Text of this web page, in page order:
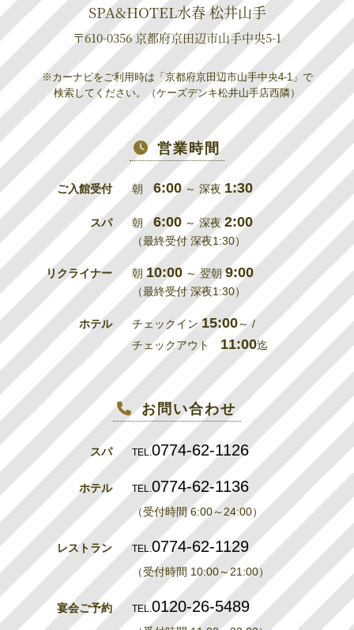
SPA&HOTEL水春 松井山手
〒610-0356 京都府京田辺市山手中央5-1
※カーナビをご利用時は「京都府京田辺市山手中央4-1」で
検索してください。（ケーズデンキ松井山手店西隣）
営業時間
ご入館受付 朝 6:00～ 深夜 1:30
スパ 朝 6:00 ～ 深夜2:00
（最終受付 深夜1:30）
リクライナー 朝 10:00 ～ 翌朝9:00
（最終受付 深夜1:30）
ホテル チェックイン15:00～ /
チェックアウト 11:00迄
お問い合わせ
スパ TEL. 0774-62-1126
ホテル TEL. 0774-62-1136
（受付時間 6:00～24:00）
レストラン TEL.0774-62-1129
（受付時間 10:00～21:00）
宴会ご予約 TEL. 0120-26-5489